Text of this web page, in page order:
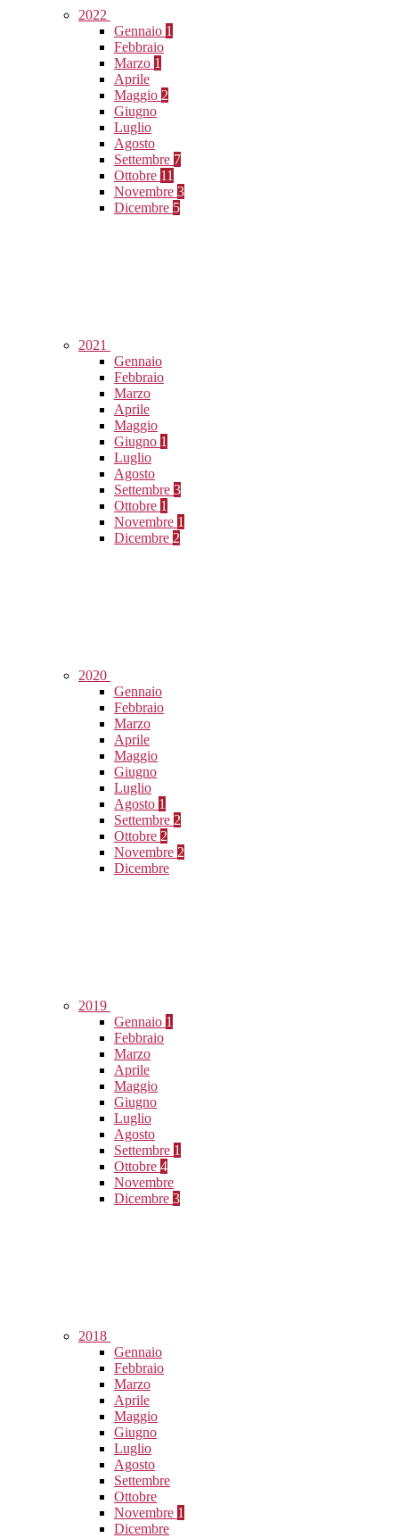
2022
Gennaio 1
Febbraio
Marzo 1
Aprile
Maggio 2
Giugno
Luglio
Agosto
Settembre 7
Ottobre 11
Novembre 3
Dicembre 5
2021
Gennaio
Febbraio
Marzo
Aprile
Maggio
Giugno 1
Luglio
Agosto
Settembre 3
Ottobre 1
Novembre 1
Dicembre 2
2020
Gennaio
Febbraio
Marzo
Aprile
Maggio
Giugno
Luglio
Agosto 1
Settembre 2
Ottobre 2
Novembre 2
Dicembre
2019
Gennaio 1
Febbraio
Marzo
Aprile
Maggio
Giugno
Luglio
Agosto
Settembre 1
Ottobre 4
Novembre
Dicembre 3
2018
Gennaio
Febbraio
Marzo
Aprile
Maggio
Giugno
Luglio
Agosto
Settembre
Ottobre
Novembre 1
Dicembre